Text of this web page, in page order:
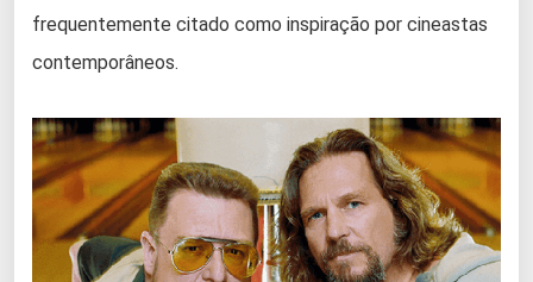
frequentemente citado como inspiração por cineastas
contemporâneos.